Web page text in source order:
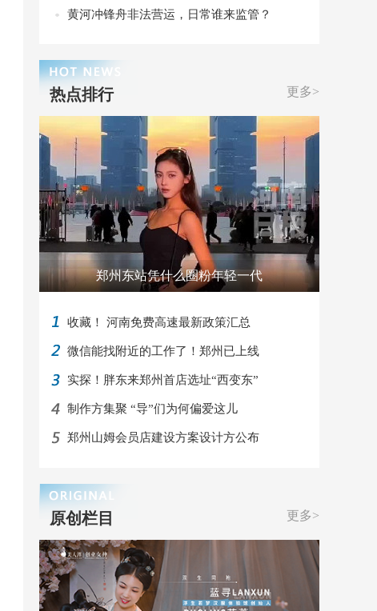
黄河冲锋舟非法营运，日常谁来监管？
更多>
热点排行
郑州东站凭什么圈粉年轻一代
收藏！ 河南免费高速最新政策汇总
微信能找附近的工作了！郑州已上线
实探！胖东来郑州首店选址“西变东”
制作方集聚 “导”们为何偏爱这儿
郑州山姆会员店建设方案设计方公布
更多>
原创栏目